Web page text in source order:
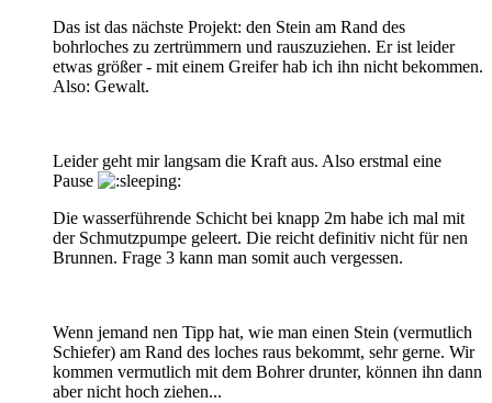
Das ist das nächste Projekt: den Stein am Rand des
bohrloches zu zertrümmern und rauszuziehen. Er ist leider
etwas größer - mit einem Greifer hab ich ihn nicht bekommen.
Also: Gewalt.
Leider geht mir langsam die Kraft aus. Also erstmal eine
Pause
Die wasserführende Schicht bei knapp 2m habe ich mal mit
der Schmutzpumpe geleert. Die reicht definitiv nicht für nen
Brunnen. Frage 3 kann man somit auch vergessen.
Wenn jemand nen Tipp hat, wie man einen Stein (vermutlich
Schiefer) am Rand des loches raus bekommt, sehr gerne. Wir
kommen vermutlich mit dem Bohrer drunter, können ihn dann
aber nicht hoch ziehen...